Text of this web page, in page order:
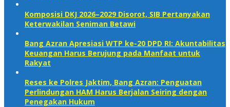
Komposisi DKJ 2026–2029 Disorot, SIB Pertanyakan
Keterwakilan Seniman Betawi
Bang Azran Apresiasi WTP ke-20 DPD RI: Akuntabilitas
Keuangan Harus Berujung pada Manfaat untuk
Rakyat
Reses ke Polres Jaktim, Bang Azran: Penguatan
Perlindungan HAM Harus Berjalan Seiring dengan
Penegakan Hukum